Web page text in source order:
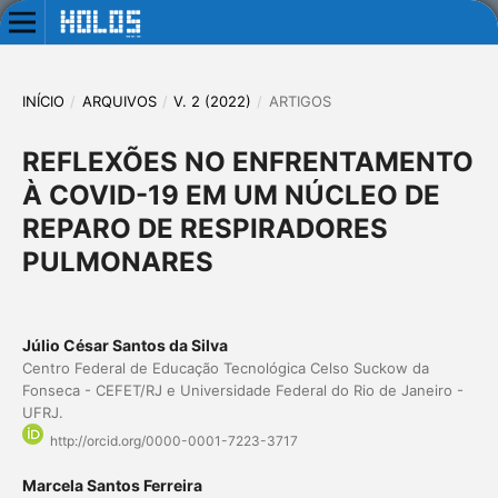
INÍCIO / ARQUIVOS / V. 2 (2022) / ARTIGOS
REFLEXÕES NO ENFRENTAMENTO
À COVID-19 EM UM NÚCLEO DE
REPARO DE RESPIRADORES
PULMONARES
Júlio César Santos da Silva
Centro Federal de Educação Tecnológica Celso Suckow da
Fonseca - CEFET/RJ e Universidade Federal do Rio de Janeiro -
UFRJ.
http://orcid.org/0000-0001-7223-3717
Marcela Santos Ferreira